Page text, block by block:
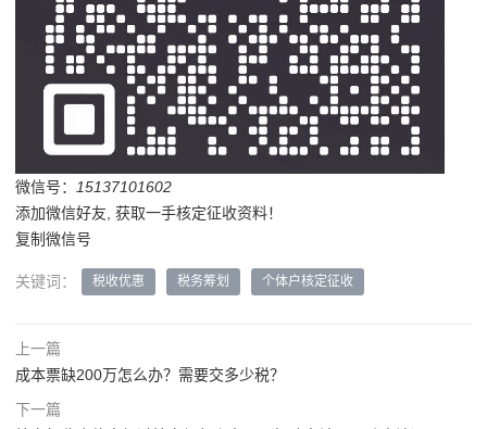
微信号：
15137101602
添加微信好友, 获取一手核定征收资料！
复制微信号
关键词： 税收优惠 税务筹划 个体户核定征收
上一篇
成本票缺200万怎么办？需要交多少税？
下一篇